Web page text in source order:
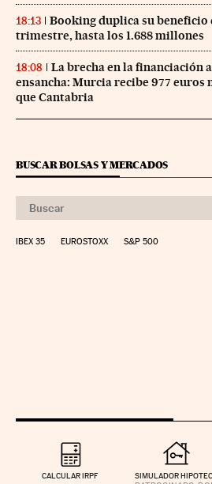
18:13
Booking duplica su beneficio
trimestre, hasta los 1.688 millones
18:08
La brecha en la financiación
ensancha: Murcia recibe 977
que Cantabria
BUSCAR BOLSAS Y MERCADOS
IBEX 35 EUROSTOXX S&P 500
CALCULAR IRPF SIMULADOR